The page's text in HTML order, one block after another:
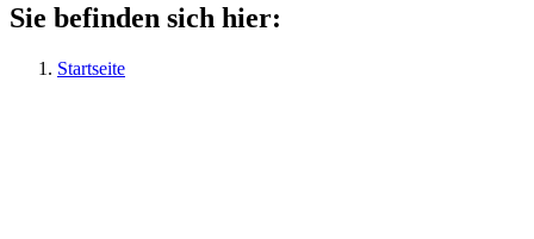
Sie befinden sich hier:
Startseite